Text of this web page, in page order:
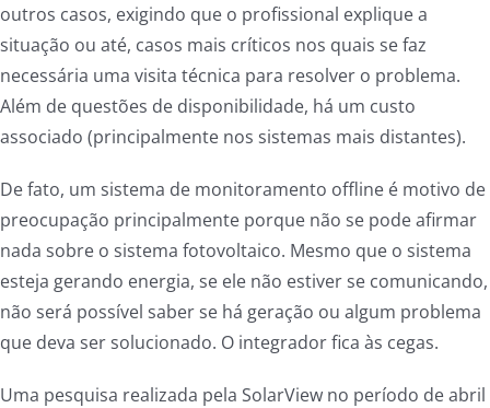
outros casos, exigindo que o profissional explique a
situação ou até, casos mais críticos nos quais se faz
necessária uma visita técnica para resolver o problema.
Além de questões de disponibilidade, há um custo
associado (principalmente nos sistemas mais distantes).
De fato, um sistema de monitoramento offline é motivo de
preocupação principalmente porque não se pode afirmar
nada sobre o sistema fotovoltaico. Mesmo que o sistema
esteja gerando energia, se ele não estiver se comunicando,
não será possível saber se há geração ou algum problema
que deva ser solucionado. O integrador fica às cegas.
Uma pesquisa realizada pela SolarView no período de abril